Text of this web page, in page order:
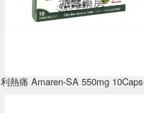
利熱痛 Amaren-SA 550mg